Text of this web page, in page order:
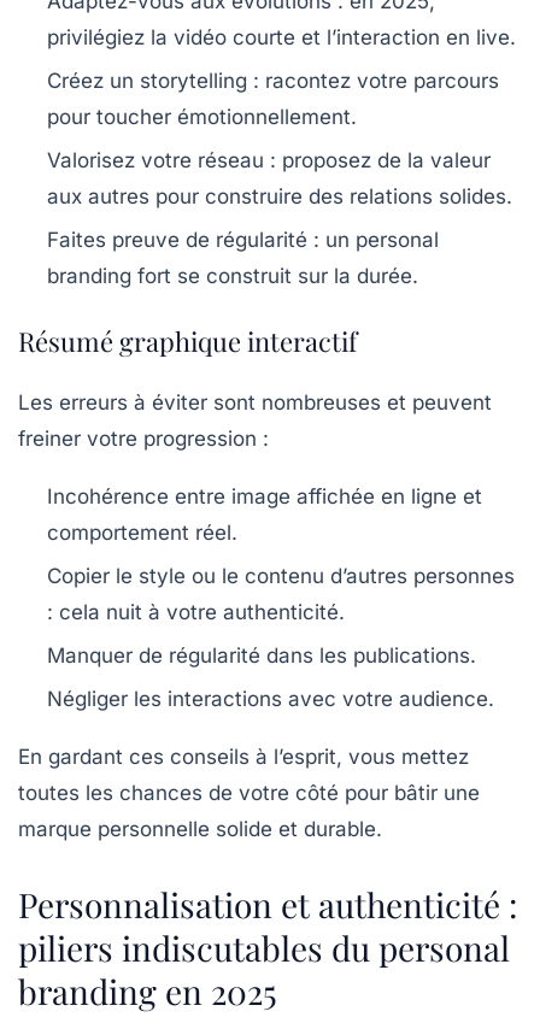
privilégiez la vidéo courte et l’interaction en live.
Créez un storytelling : racontez votre parcours
pour toucher émotionnellement.
Valorisez votre réseau : proposez de la valeur
aux autres pour construire des relations solides.
Faites preuve de régularité : un personal
branding fort se construit sur la durée.
Résumé graphique interactif
1
2
5
Les erreurs à éviter sont nombreuses et peuvent
freiner votre progression :
Incohérence entre image affichée en ligne et
comportement réel.
Copier le style ou le contenu d’autres personnes
: cela nuit à votre authenticité.
Manquer de régularité dans les publications.
Négliger les interactions avec votre audience.
En gardant ces conseils à l’esprit, vous mettez
toutes les chances de votre côté pour bâtir une
marque personnelle solide et durable.
Personnalisation et authenticité :
piliers indiscutables du personal
branding en 2025